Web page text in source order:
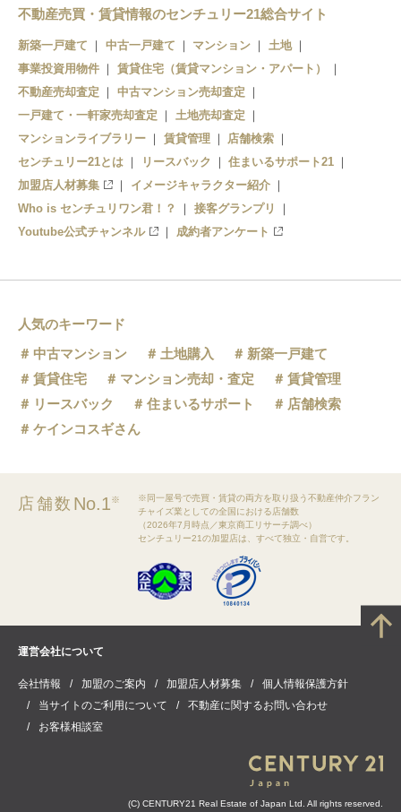
十条
赤羽
北赤羽
浮間舟渡
不動産売買・賃貸情報のセンチュリー21総合サイト
新築一戸建て 中古一戸建て マンション
土地
事業投資用物件
賃貸住宅（賃貸マンション・アパート）
不動産売却査定
中古マンション売却査定
一戸建て・一軒家売却査定
土地売却査定
マンションライブラリー
賃貸管理
店舗検索
センチュリー21とは
リースバック
住まいるサポート21
加盟店人材募集
イメージキャラクター紹介
Who is センチュリワン君！？
接客グランプリ
Youtube公式チャンネル
成約者アンケート
人気のキーワード
中古マンション
土地購入
新築一戸建て
賃貸住宅
マンション売却・査定
賃貸管理
リースバック
住まいるサポート
店舗検索
ケインコスギさん
店舗数 No.1※
※同一屋号で売買・賃貸の両方を取り扱う不動産仲介フラン
チャイズ業としての全国における店舗数
（2026年7月時点／東京商工リサーチ調べ）
センチュリー21の加盟店は、すべて独立・自営です。
運営会社について
会社情報 加盟のご案内 加盟店人材募集
個人情報保護方針
当サイトのご利用について
不動産に関するお問い合わせ
お客様相談室
(C) CENTURY21 Real Estate of Japan Ltd. All rights reserved.